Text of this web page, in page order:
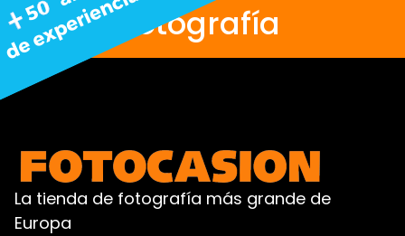
fotografía
La tienda de fotografía más grande de
Europa